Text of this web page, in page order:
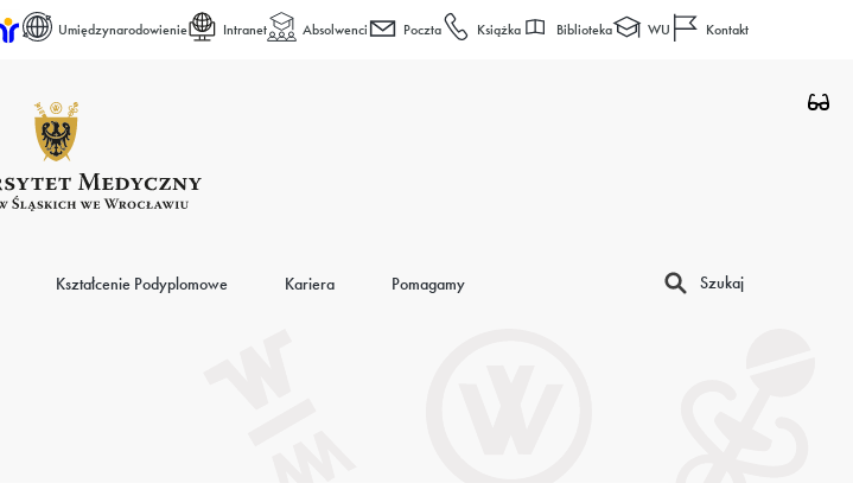
Umiędzynarodowienie Intranet Absolwenci Poczta Książka Biblioteka WU Kontakt
Kształcenie Podyplomowe Kariera Pomagamy Szukaj